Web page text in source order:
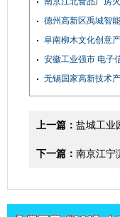
上一篇： 盐城工业
下一篇： 南京江宁